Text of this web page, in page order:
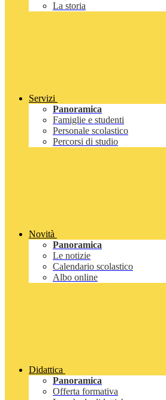
La storia
Servizi
Panoramica
Famiglie e studenti
Personale scolastico
Percorsi di studio
Novità
Panoramica
Le notizie
Calendario scolastico
Albo online
Didattica
Panoramica
Offerta formativa